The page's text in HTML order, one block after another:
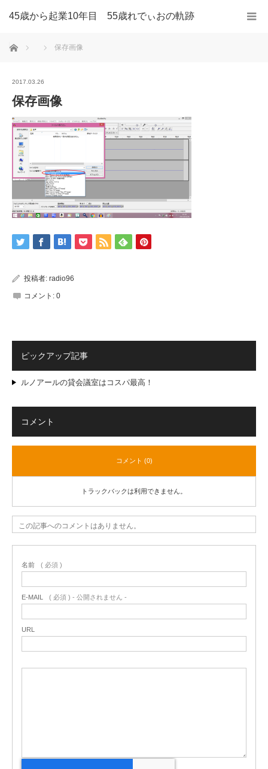
45歳から起業10年目 55歳れでぃおの軌跡
ホーム 保存画像
2017.03.26
保存画像
投稿者: radio96
コメント: 0
ピックアップ記事
ルノアールの貸会議室はコスパ最高！
コメント
コメント (0)
トラックバックは利用できません。
この記事へのコメントはありません。
名前 ( 必須 )
E-MAIL ( 必須 ) - 公開されません -
URL